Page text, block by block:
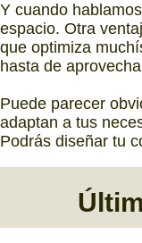
Y cuando
espacio. Otra
que optimiza
hasta de
Puede parecer
adaptan a tus
Podrás diseñar tu